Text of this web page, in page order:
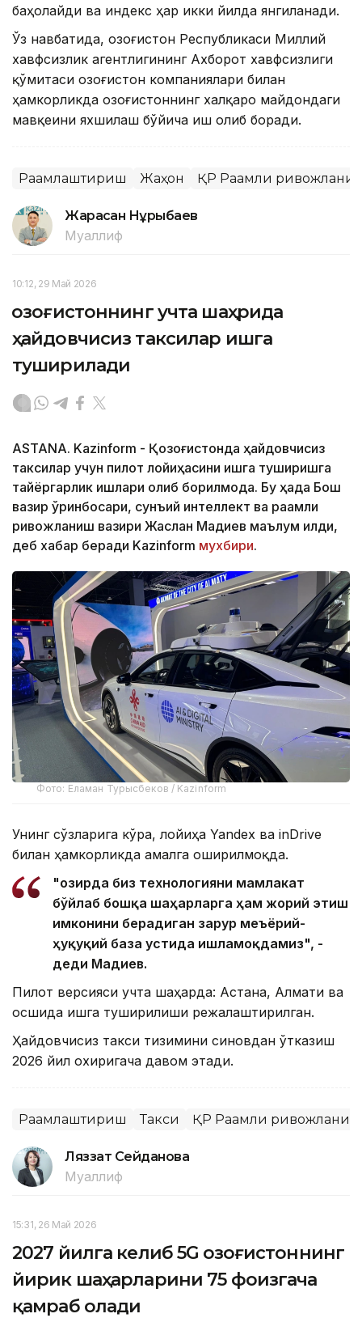
баҳолайди ва индекс ҳар икки йилда янгиланади.
Ўз навбатида, Қозоғистон Республикаси Миллий
хавфсизлик агентлигининг Ахборот хавфсизлиги
қўмитаси Қозоғистон компаниялари билан
ҳамкорликда Қозоғистоннинг халқаро майдондаги
мавқеини яхшилаш бўйича иш олиб боради.
Рақамлаштириш Жаҳон ҚР Рақамли
Жарасқан Нұрыбаев
Муаллиф
10:12, 29 Май 2026
Қозоғистоннинг учта шаҳрида
ҳайдовчисиз таксилар ишга
туширилади
ASTANA. Kazinform - Қозоғистонда ҳайдовчисиз
таксилар учун пилот лойиҳасини ишга туширишга
тайёргарлик ишлари олиб борилмоқда. Бу ҳақда Бош
вазир ўринбосари, сунъий интеллект ва рақамли
ривожланиш вазири Жаслан Мадиев маълум қилди,
деб хабар беради Kazinform мухбири.
Фото: Еламан Турысбеков / Kazinform
Унинг сўзларига кўра, лойиҳа Yandex ва inDrive
билан ҳамкорликда амалга оширилмоқда.
"Ҳозирда биз технологияни мамлакат
бўйлаб бошқа шаҳарларга ҳам жорий этиш
имконини берадиган зарур меъёрий-
ҳуқуқий база устида ишламоқдамиз", -
деди Мадиев.
Пилот версияси учта шаҳарда: Астана, Алмати ва
Қосшида ишга туширилиши режалаштирилган.
Ҳайдовчисиз такси тизимини синовдан ўтказиш
2026 йил охиригача давом этади.
Рақамлаштириш Такси ҚР Рақамли
Ляззат Сейданова
Муаллиф
15:31, 26 Май 2026
2027 йилга келиб 5G Қозоғистоннинг
йирик шаҳарларини 75 фоизгача
қамраб олади